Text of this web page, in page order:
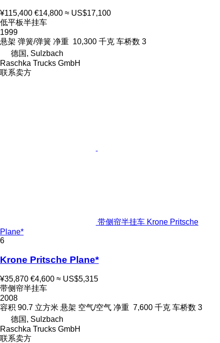
¥115,400 €14,800 ≈ US$17,100
低平板半挂车
1999
悬架 弹簧/弹簧 净重 10,300 千克 车桥数 3
德国, Sulzbach
Raschka Trucks GmbH
联系卖方
带侧帘半挂车 Krone Pritsche
Plane*
6
Krone Pritsche Plane*
¥35,870 €4,600 ≈ US$5,315
带侧帘半挂车
2008
容积 90.7 立方米 悬架 空气/空气 净重 7,600 千克 车桥数 3
德国, Sulzbach
Raschka Trucks GmbH
联系卖方